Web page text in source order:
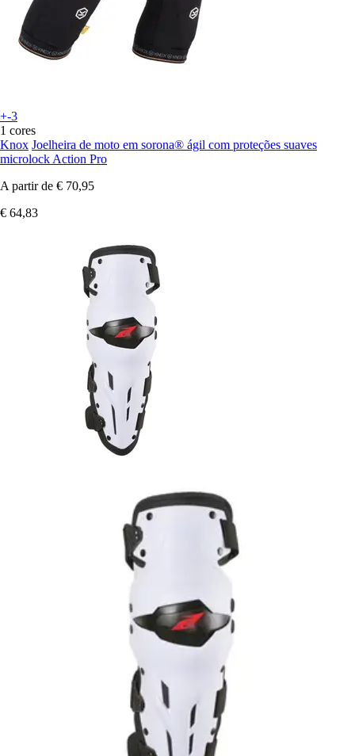
+-3
1 cores
Knox Joelheira de moto em sorona® ágil com proteções suaves
microlock Action Pro
A partir de € 70,95
€ 64,83